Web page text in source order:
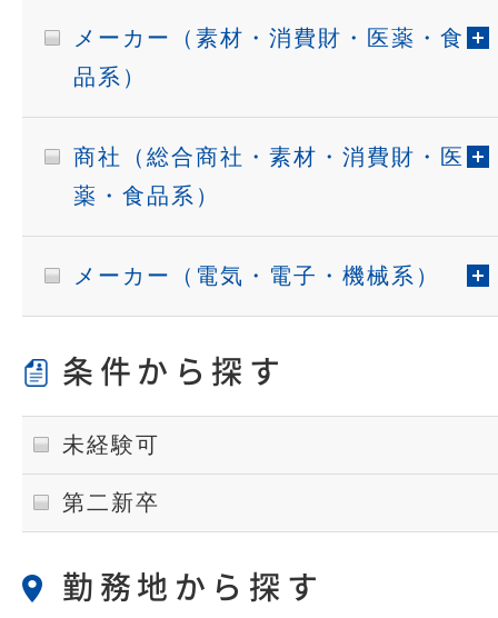
メーカー（素材・消費財・医薬・食
品系）
商社（総合商社・素材・消費財・医
薬・食品系）
メーカー（電気・電子・機械系）
条件から探す
未経験可
第二新卒
勤務地から探す